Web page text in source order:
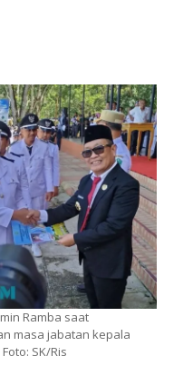
Ramba saat
masa jabatan kepala
SK/Ris